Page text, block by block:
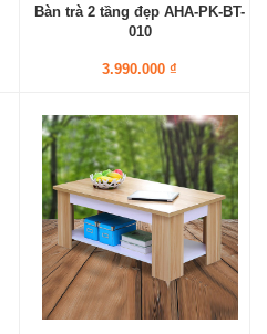
Bàn trà 2 tầng đẹp AHA-PK-BT-
010
3.990.000 ₫